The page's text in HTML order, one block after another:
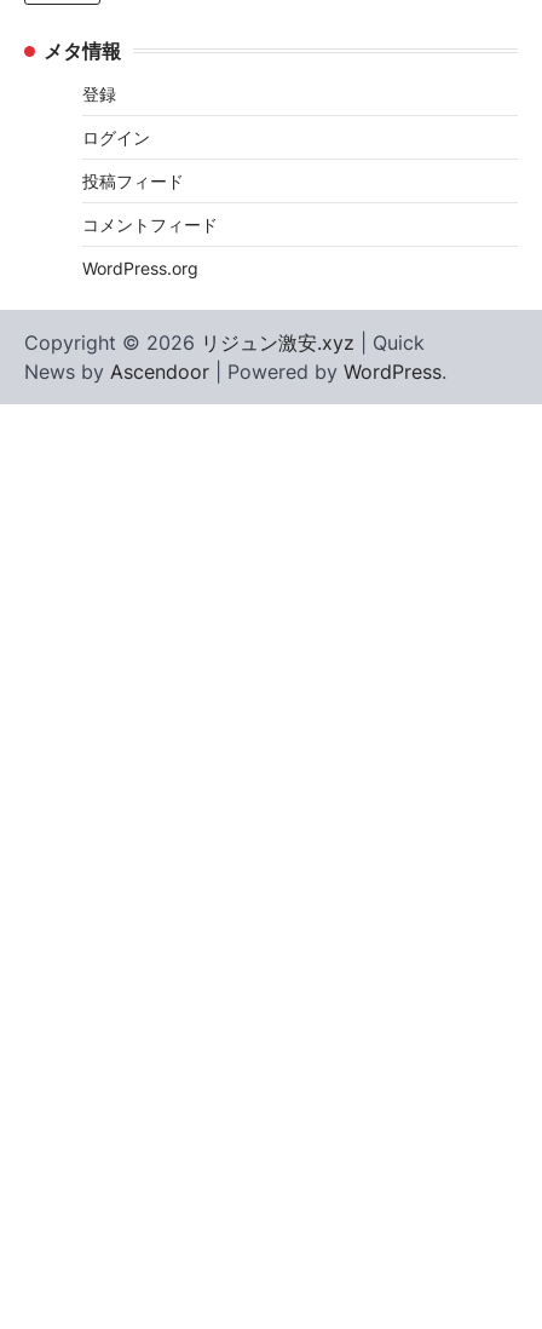
メタ情報
登録
ログイン
投稿フィード
コメントフィード
WordPress.org
Copyright © 2026 リジュン激安.xyz | Quick
News by Ascendoor | Powered by WordPress.